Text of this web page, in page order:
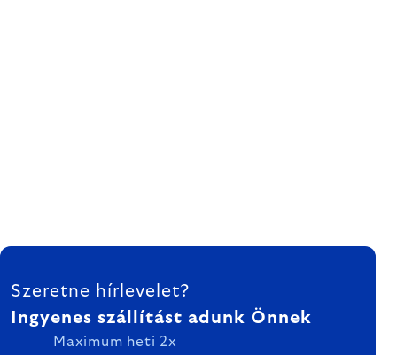
LÁBLÉC
Szeretne hírlevelet?
Ingyenes szállítást adunk Önnek
Maximum heti 2x